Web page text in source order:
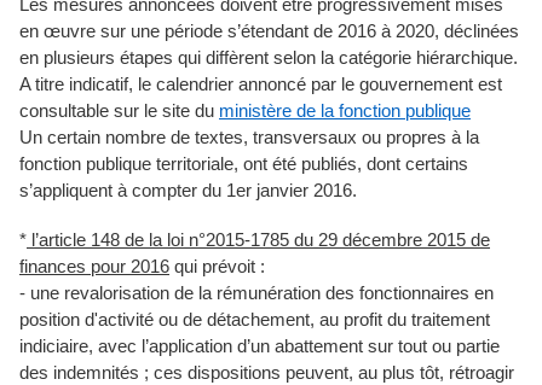
Les mesures annoncées doivent être progressivement mises
en œuvre sur une période s’étendant de 2016 à 2020, déclinées
en plusieurs étapes qui diffèrent selon la catégorie hiérarchique.
A titre indicatif, le calendrier annoncé par le gouvernement est
consultable sur le site du ministère de la fonction publique
Un certain nombre de textes, transversaux ou propres à la
fonction publique territoriale, ont été publiés, dont certains
s’appliquent à compter du 1er janvier 2016.
* l’article 148 de la loi n°2015-1785 du 29 décembre 2015 de
finances pour 2016 qui prévoit :
- une revalorisation de la rémunération des fonctionnaires en
position d'activité ou de détachement, au profit du traitement
indiciaire, avec l’application d’un abattement sur tout ou partie
des indemnités ; ces dispositions peuvent, au plus tôt, rétroagir